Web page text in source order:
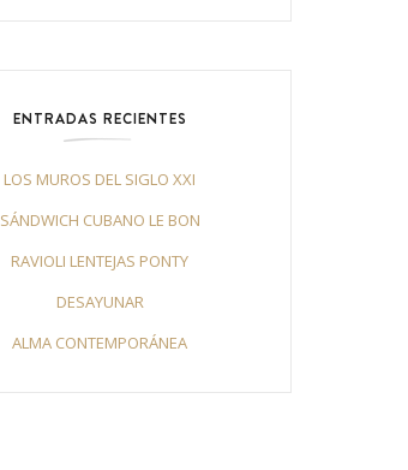
ENTRADAS RECIENTES
LOS MUROS DEL SIGLO XXI
SÁNDWICH CUBANO LE BON
RAVIOLI LENTEJAS PONTY
DESAYUNAR
ALMA CONTEMPORÁNEA